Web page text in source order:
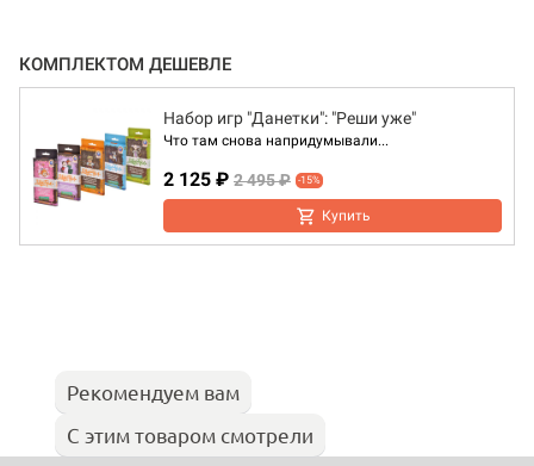
КОМПЛЕКТОМ ДЕШЕВЛЕ
Набор игр "Данетки": "Реши уже"
Что там снова напридумывали...
2 125 ₽ 2 495 ₽ -15%
Купить
Рекомендуем вам
С этим товаром смотрели